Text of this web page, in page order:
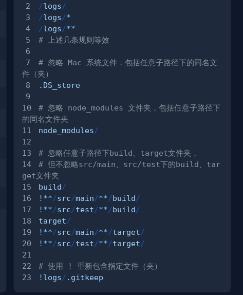
/logs/
/logs/*
/logs/**
# 上述几条规则等效
# 忽略 Mac 系统文件，包括任意子路径下的同名文
件（夹）
.DS_store
# 忽略 node_modules 文件夹，包括任意子路径下
的同名文件夹
node_modules/
# 忽略任意子路径下build、target文件夹，
# 但不忽略src/main、src/test下的build、tar
get文件夹
build/
! **/src/main/**/build/
! **/src/test/**/build/
target/
! **/src/main/**/target/
! **/src/test/**/target/
# 使用 ! 重新包含指定文件（夹）
! logs/ .gitkeep